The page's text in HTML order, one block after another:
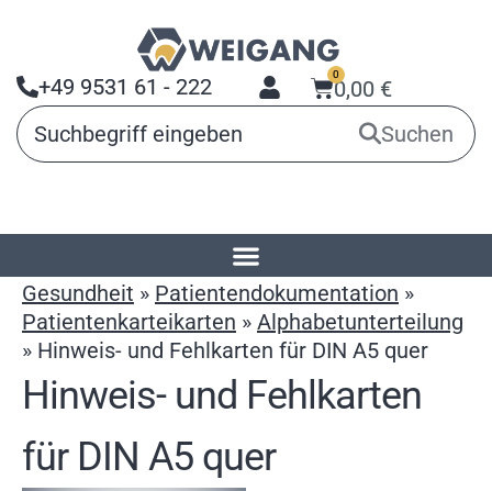
+49 9531 61 - 222 0,00 €
0
Suchen
»Arbeitsmittel für
Gesundheit » Patientendokumentation »
Patientenkarteikarten » Alphabetunterteilung
» Hinweis- und Fehlkarten für DIN A5 quer
Hinweis- und Fehlkarten
für DIN A5 quer